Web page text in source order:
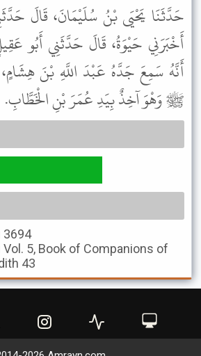
حَدَّثَنَا يَحْيَى بْنُ سُلَيْمَانَ، قَالَ
أَخْبَرَنِي حَيْوَةُ، قَالَ حَدَّثَنِي أَبُو
أَنَّهُ سَمِعَ جَدَّهُ عَبْدَ اللَّهِ بْنَ هِشَامٍ،
ﷺ وَهْوَ آخِذٌ بِيَدِ عُمَرَ بْنِ الْخَطَّابِ.
3694
Vol. 5, Book of Companions of
43